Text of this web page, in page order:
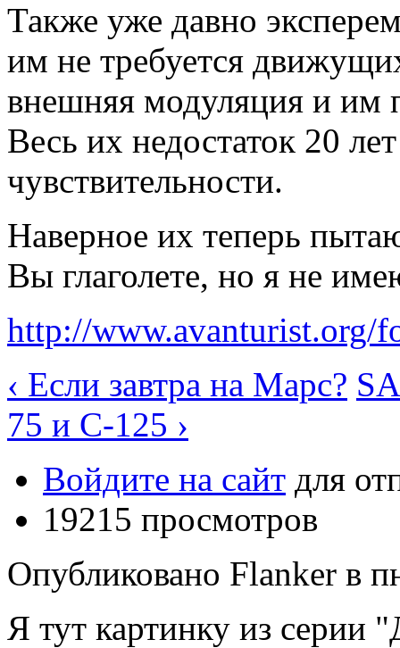
Также уже давно
им не требуется
внешняя модуляция и им
Весь их недостаток 20
чувствительности.
Наверное их теперь
Вы глаголете, но я не
http://www.avanturist.org/
‹ Если завтра на Марс?
75 и C-125 ›
Войдите на сайт для
19215 просмотров
Опубликовано Flanker в
Я тут картинку из серии